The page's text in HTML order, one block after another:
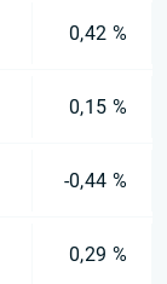
0,42 %
0,15 %
-0,44 %
0,29 %